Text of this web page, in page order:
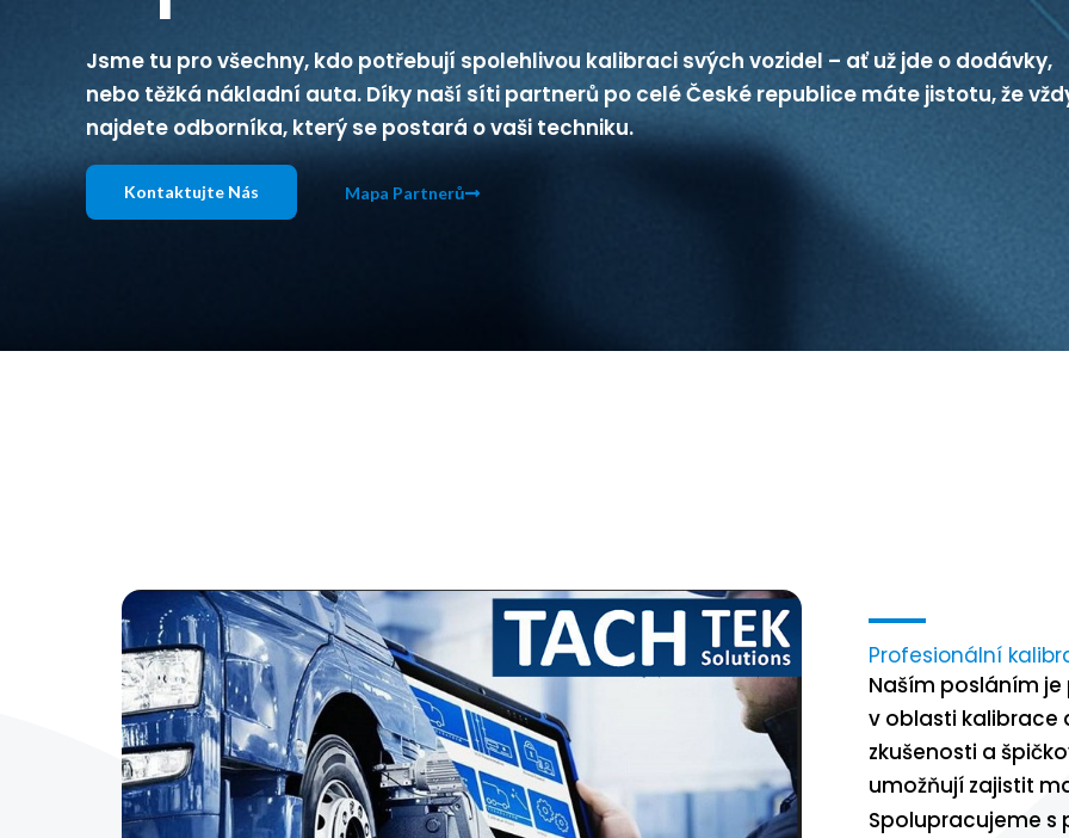
Jsme tu pro všechny, kdo potřebují spolehlivou kalibraci svých vozidel – ať už jde o dodávky,
nebo těžká nákladní auta. Díky naší síti partnerů po celé České republice máte jistotu, že
najdete odborníka, který se postará o vaši techniku.
Kontaktujte Nás Mapa Partnerů
Profesionální
Naším posláním
v oblasti kalibrace
zkušenosti a
umožňují zajistit
Spolupracujeme s